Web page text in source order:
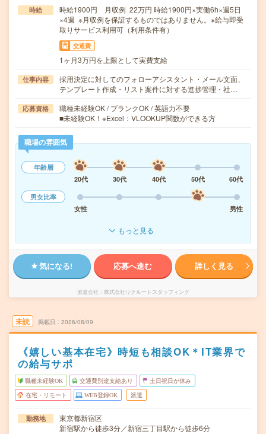
時給
時給1900円 月収例 22万円 時給1900円×実働6h×週5日
×4週 ※月収例を保証するものではありません。※給与即受
取りサービス利用可（利用条件有）
交通費
1ヶ月3万円を上限として実費支給
仕事内容
採用決定に対してのフォローアシスタント・メール文面、
テンプレート作成・リスト案件に対する進捗管理・社…
応募資格
職種未経験OK / ブランクOK / 英語力不要
■未経験OK！※Excel：VLOOKUP関数ができる方
職場の雰囲気
年齢層
20代
30代 40代 50代
60代
男女比率
女性
男性
もっと見る
気になる! 応募へ進む 詳しく見る
派遣会社 株式会社リクルートスタッフィング
未読 掲載日 2026/08/09
《嬉しい基本在宅》時短も相談OK＊IT業界で
の給与サポ
職種未経験OK 交通費別途支給あり 土日祝日が休み
在宅・リモート WEB登録OK 派遣
勤務地
東京都新宿区
新宿駅から徒歩3分／新宿三丁目駅から徒歩6分